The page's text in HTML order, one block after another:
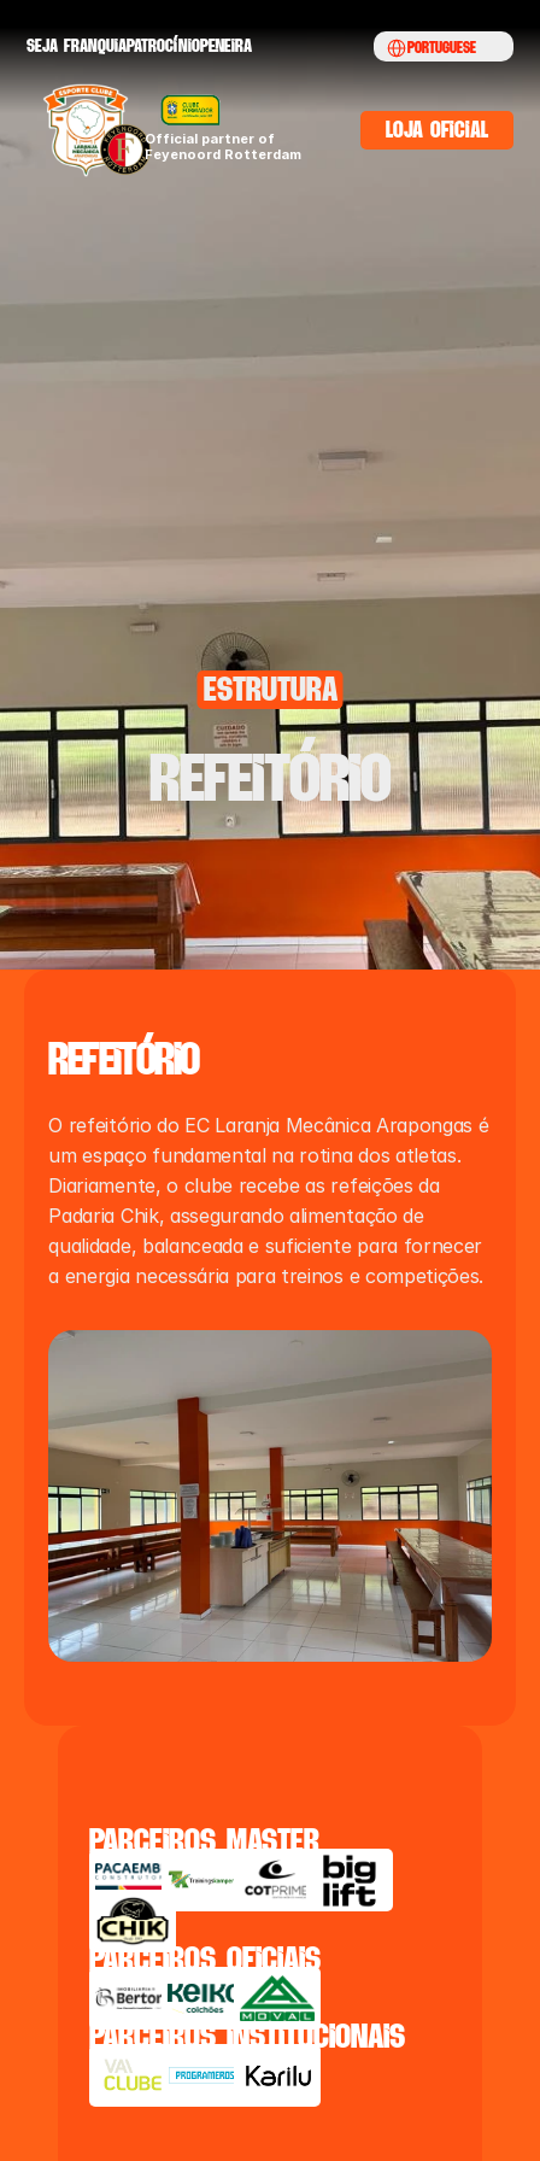
estrutura
Refeitório
Refeitório
O refeitório do EC Laranja Mecânica Arapongas é
um espaço fundamental na rotina dos atletas.
Diariamente, o clube recebe as refeições da
Padaria Chik, assegurando alimentação de
qualidade, balanceada e suficiente para fornecer
a energia necessária para treinos e competições.
parceiros master
parceiros oficiais
parceiros institucionais
Official partner of
Feyenoord Rotterdam
loja oficial
seja franquiapatrocíniopeneira Select Language
Portuguese